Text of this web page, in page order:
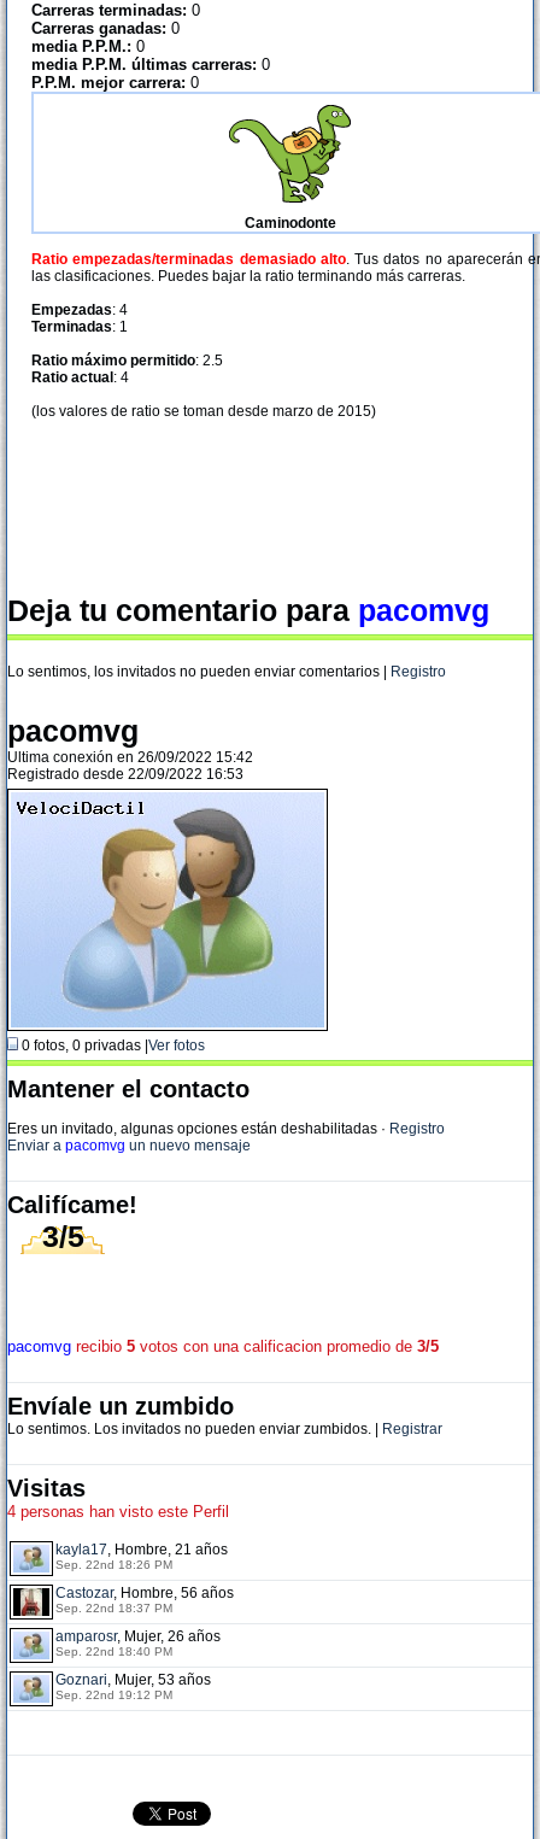
Carreras terminadas: 0
Carreras ganadas: 0
media P.P.M.: 0
media P.P.M. últimas carreras: 0
P.P.M. mejor carrera: 0
Caminodonte
Ratio empezadas/terminadas demasiado alto. Tus datos no aparecerán
las clasificaciones. Puedes bajar la ratio terminando más carreras.
Empezadas: 4
Terminadas: 1
Ratio máximo permitido: 2.5
Ratio actual : 4
(los valores de ratio se toman desde marzo de 2015)
Deja tu comentario para pacomvg
Lo sentimos, los invitados no pueden enviar comentarios | Registro
pacomvg
Ultima conexión en 26/09/2022 15:42
Registrado desde 22/09/2022 16:53
0 fotos, 0 privadas | Ver fotos
Mantener el contacto
Eres un invitado, algunas opciones están deshabilitadas · Registro
Enviar a pacomvg un nuevo mensaje
Califícame!
3/5
pacomvg recibio 5 votos con una calificacion promedio de 3/5
Envíale un zumbido
Lo sentimos. Los invitados no pueden enviar zumbidos. | Registrar
Visitas
4 personas han visto este Perfil
kayla17, Hombre, 21 años
Sep. 22nd 18:26 PM
Castozar, Hombre, 56 años
Sep. 22nd 18:37 PM
amparosr, Mujer, 26 años
Sep. 22nd 18:40 PM
Goznari, Mujer, 53 años
Sep. 22nd 19:12 PM